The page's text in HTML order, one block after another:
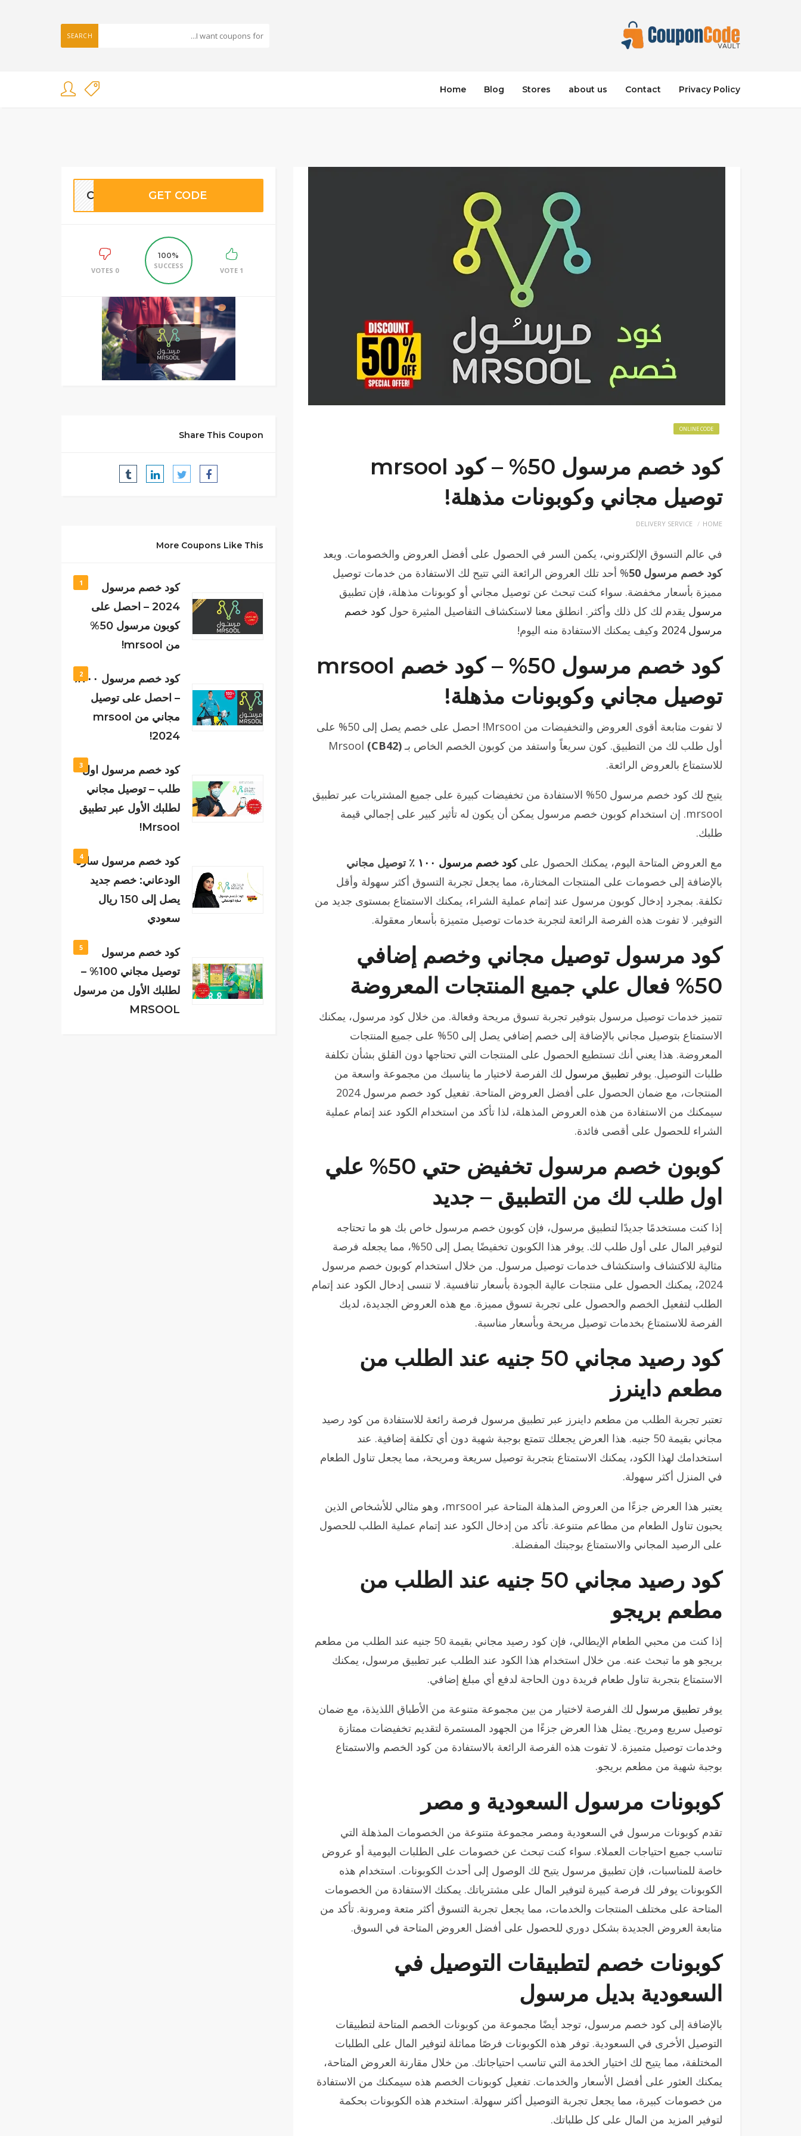
SEARCH
Home Blog Stores about us Contact Privacy Policy
ONLINE CODE
كود خصم مرسول 50% – كود mrsool
توصيل مجاني وكوبونات مذهلة!
HOME
DELIVERY SERVICE
في عالم التسوق الإلكتروني، يكمن السر في الحصول على أفضل العروض والخصومات. ويعد
كود خصم مرسول 50
% أحد تلك العروض الرائعة التي تتيح لك الاستفادة من خدمات توصيل
مميزة بأسعار مخفضة. سواء كنت تبحث عن توصيل مجاني أو كوبونات مذهلة، فإن تطبيق
مرسول يقدم لك كل ذلك وأكثر. انطلق معنا لاستكشاف التفاصيل المثيرة حول كود خصم
مرسول 2024
وكيف يمكنك الاستفادة منه اليوم!
كود خصم مرسول 50% – كود خصم mrsool
توصيل مجاني وكوبونات مذهلة!
لا تفوت متابعة أقوى العروض والتخفيضات من Mrsool! احصل على خصم يصل إلى 50% على
أول طلب لك من التطبيق. كون سريعاً واستفد من كوبون الخصم الخاص بـ Mrsool(CB42)
للاستمتاع بالعروض الرائعة.
يتيح لك كود خصم مرسول 50% الاستفادة من تخفيضات كبيرة على جميع المشتريات عبر تطبيق
mrsool. إن استخدام كوبون خصم مرسول يمكن أن يكون له تأثير كبير على إجمالي قيمة
طلبك.
مع العروض المتاحة اليوم، يمكنك الحصول علىكود خصم مرسول ١٠٠
٪ توصيل مجاني
بالإضافة إلى خصومات على المنتجات المختارة، مما يجعل تجربة التسوق أكثر سهولة وأقل
تكلفة. بمجرد إدخال كوبون مرسول عند إتمام عملية الشراء، يمكنك الاستمتاع بمستوى جديد من
التوفير. لا تفوت هذه الفرصة الرائعة لتجربة خدمات توصيل متميزة بأسعار معقولة.
كود مرسول توصيل مجاني وخصم إضافي
50% فعال علي جميع المنتجات المعروضة
تتميز خدمات توصيل مرسول بتوفير تجربة تسوق مريحة وفعالة. من خلال كود مرسول، يمكنك
الاستمتاع بتوصيل مجاني بالإضافة إلى خصم إضافي يصل إلى 50% على جميع المنتجات
المعروضة. هذا يعني أنك تستطيع الحصول على المنتجات التي تحتاجها دون القلق بشأن تكلفة
طلبات التوصيل. يوفر تطبيق مرسول لك الفرصة لاختيار ما يناسبك من مجموعة واسعة من
المنتجات، مع ضمان الحصول على أفضل العروض المتاحة. تفعيل كود خصم مرسول 2024
سيمكنك من الاستفادة من هذه العروض المذهلة، لذا تأكد من استخدام الكود عند إتمام عملية
الشراء للحصول على أقصى فائدة.
كوبون خصم مرسول تخفيض حتي 50% علي
اول طلب لك من التطبيق – جديد
إذا كنت مستخدمًا جديدًا لتطبيق مرسول، فإن كوبون خصم مرسول خاص بك هو ما تحتاجه
لتوفير المال على أول طلب لك. يوفر هذا الكوبون تخفيضًا يصل إلى 50%، مما يجعله فرصة
مثالية للاكتشاف واستكشاف خدمات توصيل مرسول. من خلال استخدام كوبون خصم مرسول
2024، يمكنك الحصول على منتجات عالية الجودة بأسعار تنافسية. لا تنسى إدخال الكود عند إتمام
الطلب لتفعيل الخصم والحصول على تجربة تسوق مميزة. مع هذه العروض الجديدة، لديك
الفرصة للاستمتاع بخدمات توصيل مريحة وبأسعار مناسبة.
كود رصيد مجاني 50 جنيه عند الطلب من
مطعم داينرز
تعتبر تجربة الطلب من مطعم داينرز عبر تطبيق مرسول فرصة رائعة للاستفادة من كود رصيد
مجاني بقيمة 50 جنيه. هذا العرض يجعلك تتمتع بوجبة شهية دون أي تكلفة إضافية. عند
استخدامك لهذا الكود، يمكنك الاستمتاع بتجربة توصيل سريعة ومريحة، مما يجعل تناول الطعام
في المنزل أكثر سهولة.
يعتبر هذا العرض جزءًا من العروض المذهلة المتاحة عبر mrsool، وهو مثالي للأشخاص الذين
يحبون تناول الطعام من مطاعم متنوعة. تأكد من إدخال الكود عند إتمام عملية الطلب للحصول
على الرصيد المجاني والاستمتاع بوجبتك المفضلة.
كود رصيد مجاني 50 جنيه عند الطلب من
مطعم بريجو
إذا كنت من محبي الطعام الإيطالي، فإن كود رصيد مجاني بقيمة 50 جنيه عند الطلب من مطعم
بريجو هو ما تبحث عنه. من خلال استخدام هذا الكود عند الطلب عبر تطبيق مرسول، يمكنك
الاستمتاع بتجربة تناول طعام فريدة دون الحاجة لدفع أي مبلغ إضافي.
يوفر تطبيق مرسول لك الفرصة لاختيار من بين مجموعة متنوعة من الأطباق اللذيذة، مع ضمان
توصيل سريع ومريح. يمثل هذا العرض جزءًا من الجهود المستمرة لتقديم تخفيضات ممتازة
وخدمات توصيل متميزة. لا تفوت هذه الفرصة الرائعة بالاستفادة من كود الخصم والاستمتاع
بوجبة شهية من مطعم بريجو.
كوبونات مرسول السعودية و مصر
تقدم كوبونات مرسول في السعودية ومصر مجموعة متنوعة من الخصومات المذهلة التي
تناسب جميع احتياجات العملاء. سواء كنت تبحث عن خصومات على الطلبات اليومية أو عروض
خاصة للمناسبات، فإن تطبيق مرسول يتيح لك الوصول إلى أحدث الكوبونات. استخدام هذه
الكوبونات يوفر لك فرصة كبيرة لتوفير المال على مشترياتك. يمكنك الاستفادة من الخصومات
المتاحة على مختلف المنتجات والخدمات، مما يجعل تجربة التسوق أكثر متعة ومرونة. تأكد من
متابعة العروض الجديدة بشكل دوري للحصول على أفضل العروض المتاحة في السوق.
كوبونات خصم لتطبيقات التوصيل في
السعودية بديل مرسول
بالإضافة إلى كود خصم مرسول، توجد أيضًا مجموعة من كوبونات الخصم المتاحة لتطبيقات
التوصيل الأخرى في السعودية. توفر هذه الكوبونات فرصًا مماثلة لتوفير المال على الطلبات
المختلفة، مما يتيح لك اختيار الخدمة التي تناسب احتياجاتك. من خلال مقارنة العروض المتاحة،
يمكنك العثور على أفضل الأسعار والخدمات. تفعيل كوبونات الخصم هذه سيمكنك من الاستفادة
من خصومات كبيرة، مما يجعل تجربة التوصيل أكثر سهولة. استخدم هذه الكوبونات بحكمة
لتوفير المزيد من المال على كل طلباتك.
GET CODE
1 VOTE
100%
SUCCESS
0 VOTES
Share This Coupon
More Coupons Like This
1
كود خصم مرسول
2024 – احصل على
كوبون مرسول 50%
من mrsool!
2كود خصم مرسول ١٠٠٪
– احصل على توصيل
مجاني من mrsool
2024!
3كود خصم مرسول اول
طلب – توصيل مجاني
لطلبك الأول عبر تطبيق
Mrsool!
4
كود خصم مرسول ساره
الودعاني: خصم جديد
يصل إلى 150 ريال
سعودي
5
كود خصم مرسول
توصيل مجاني 100% –
لطلبك الأول من مرسول
MRSOOL